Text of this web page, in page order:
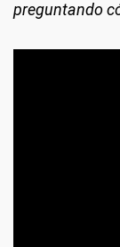
preguntando